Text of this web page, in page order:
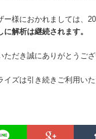
様におかれましては、
解析は継続されます。
だき誠にありがとうござ
ズは引き続きご利用い